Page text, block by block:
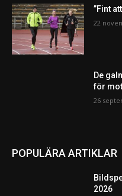
”Fint
22
De
för
26
POPULÄRA ARTIKLAR
2026